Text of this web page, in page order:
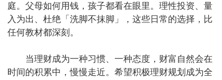
庭。父母如何用钱，孩子都看在眼里。理性投资、量
入为出、杜绝「洗脚不抹脚」，这些日常的选择，比
任何教材都深刻。
当理财成为一种习惯、一种态度，财富自然会在
时间的积累中，慢慢走近。希望积极理财规划成为全